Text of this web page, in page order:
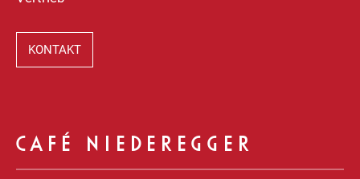
KONTAKT
CAFÉ NIEDEREGGER